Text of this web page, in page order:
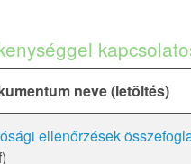
neve (letöltés)
ellenőrzések